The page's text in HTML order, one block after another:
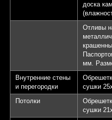
доска
Отливы
мм.
Внутренние стены
и перегородки
сушки
Потолки
сушки